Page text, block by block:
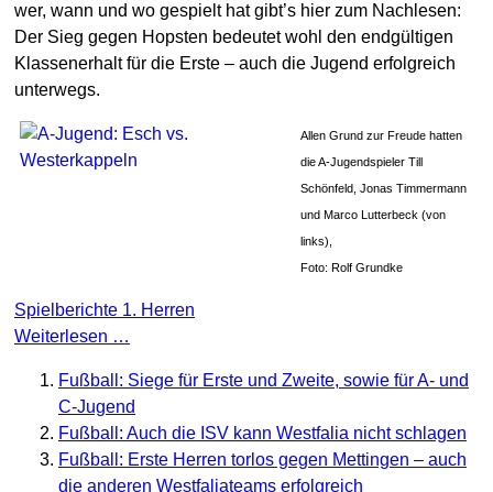
wer, wann und wo gespielt hat gibt’s hier zum Nachlesen:
Der Sieg gegen Hopsten bedeutet wohl den endgültigen
Klassenerhalt für die Erste – auch die Jugend erfolgreich
unterwegs.
Allen Grund zur Freude hatten
die A-Jugendspieler Till
Schönfeld, Jonas Timmermann
und Marco Lutterbeck (von
links),
Foto: Rolf Grundke
Spielberichte 1. Herren
Weiterlesen …
Fußball: Siege für Erste und Zweite, sowie für A- und
C-Jugend
Fußball: Auch die ISV kann Westfalia nicht schlagen
Fußball: Erste Herren torlos gegen Mettingen – auch
die anderen Westfaliateams erfolgreich